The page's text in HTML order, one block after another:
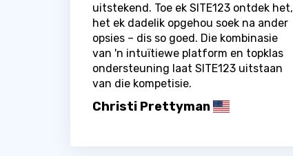
uitstekend. Toe ek SITE123 ontdek het,
het ek dadelik opgehou soek na ander
opsies – dis so goed. Die kombinasie
van 'n intuïtiewe platform en topklas
ondersteuning laat SITE123 uitstaan ​​
van die kompetisie.
Christi Prettyman